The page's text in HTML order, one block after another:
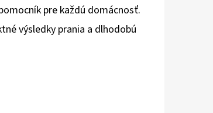
pre každú domácnosť.
výsledky prania a dlhodobú